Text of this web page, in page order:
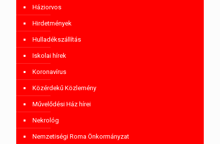
Háziorvos
Hirdetmények
Hulladékszállítás
Iskolai hírek
Koronavírus
Közérdekű Közlemény
Művelődési Ház hírei
Nekrológ
Nemzetiségi Roma Önkormányzat